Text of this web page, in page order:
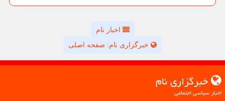
اخبار نام
خبرگزاری نام: صفحه اصلی
خبرگزاری نام
اخبار سیاسی اجتماعی